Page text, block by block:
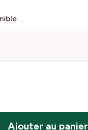
Ajouter au panier